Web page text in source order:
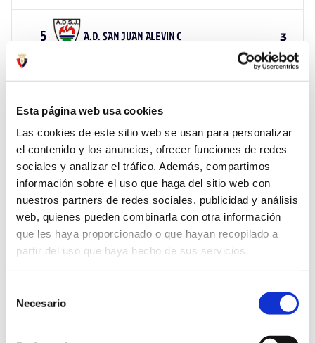
Esta página web usa cookies
Las cookies de este sitio web se usan para personalizar
el contenido y los anuncios, ofrecer funciones de redes
sociales y analizar el tráfico. Además, compartimos
información sobre el uso que haga del sitio web con
nuestros partners de redes sociales, publicidad y análisis
web, quienes pueden combinarla con otra información
que les haya proporcionado o que hayan recopilado a
partir del uso que haya hecho de sus servicios.
Necesario
5 A.D. SAN JUAN ALEVIN C 3
5 UD MUTILVERA ALEVIN A 0
5 C.D. VALLE DE EGÜES ALEVIN E 29
5 C.D. VALLE DE EGÜES ALEVIN A
5 0